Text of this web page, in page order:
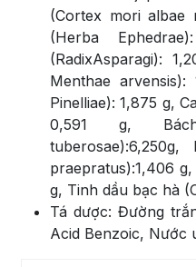
(Cortex mori albae
(Herba
(RadixAsparagi):
Menthae
Pinelliae): 1,875 g,
0,591 g, Bách
praepratus):1,406
g, Tinh dầu bạc hà
Tá dược: Đường
Acid Benzoic, Nước